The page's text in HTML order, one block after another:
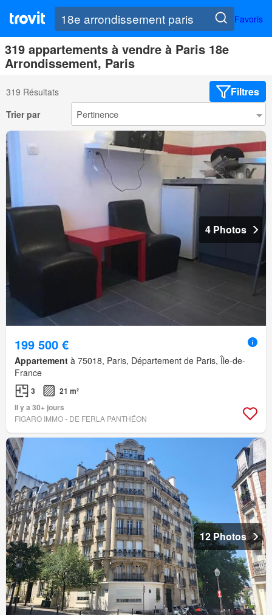
Favoris
319 appartements à vendre à Paris 18e
Arrondissement, Paris
319 Résultats Filtres
Trier par
4 Photos
199 500 €
Appartement à 75018, Paris, Département de Paris, Île-de-
France
3
21 m²
Il y a 30+ jours
FIGARO IMMO - DE FERLA PANTHÉON
12 Photos